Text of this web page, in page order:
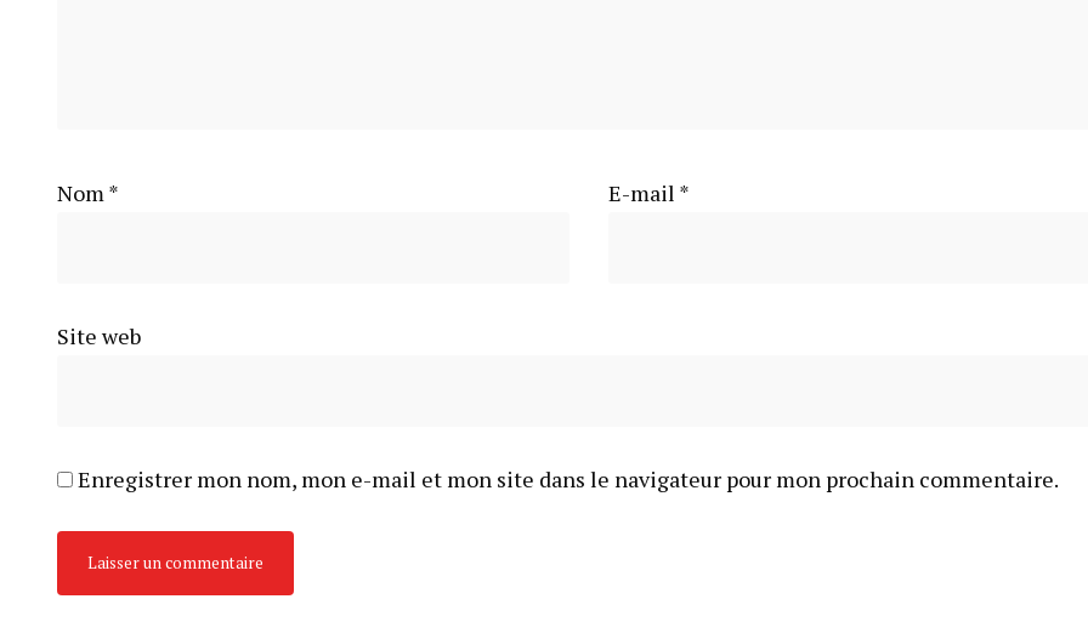
Nom* E-mail *
Site web
Enregistrer mon nom, mon e-mail et mon site dans le navigateur pour mon prochain commentaire.